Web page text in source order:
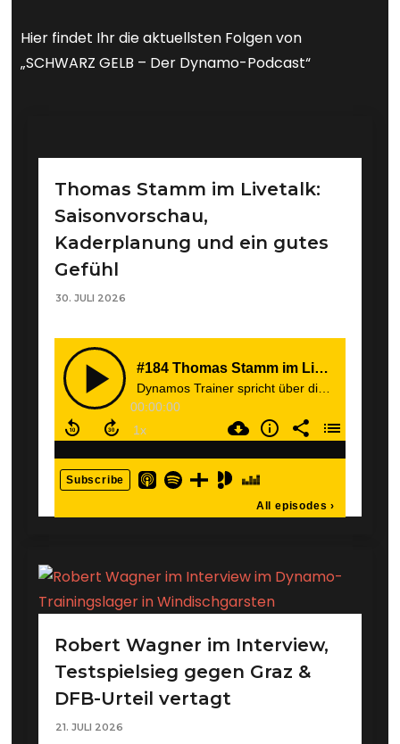
Hier findet Ihr die aktuellsten Folgen von
„SCHWARZ GELB – Der Dynamo-Podcast“
Thomas Stamm im Livetalk:
Saisonvorschau,
Kaderplanung und ein gutes
Gefühl
30. JULI 2026
Robert Wagner im Interview,
Testspielsieg gegen Graz &
DFB-Urteil vertagt
21. JULI 2026